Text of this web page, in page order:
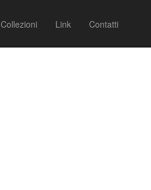
Collezioni Link Contatti